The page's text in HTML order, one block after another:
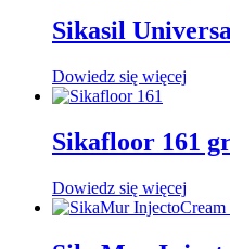
Sikasil
Dowiedz się więcej
Sikafloor 161
Dowiedz się więcej